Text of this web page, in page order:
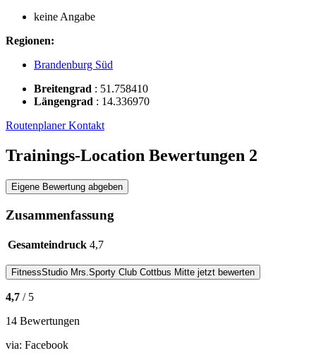
keine Angabe
Regionen:
Brandenburg Süd
Breitengrad : 51.758410
Längengrad : 14.336970
RoutenplanerKontakt
Trainings-Location Bewertungen 2
Eigene Bewertung abgeben
Zusammenfassung
Gesamteindruck 4,7
FitnessStudio Mrs.Sporty Club Cottbus Mitte jetzt bewerten
4,7 / 5
14 Bewertungen
via: Facebook